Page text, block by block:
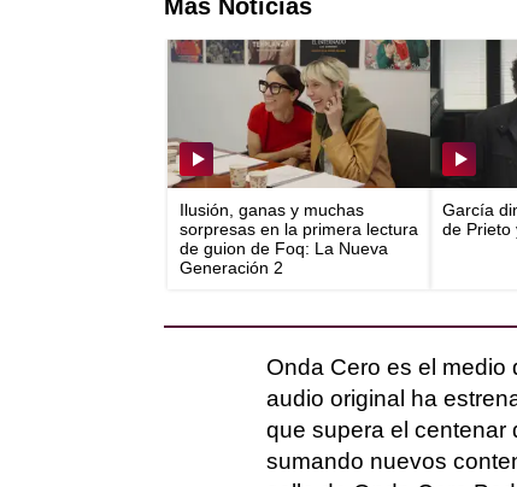
Más Noticias
Ilusión, ganas y muchas
sorpresas en la primera lectura
de guion de Foq: La Nueva
Generación 2
García
de Prieto
Onda Cero es el
audio original ha
que supera el centenar
sumando nuevos